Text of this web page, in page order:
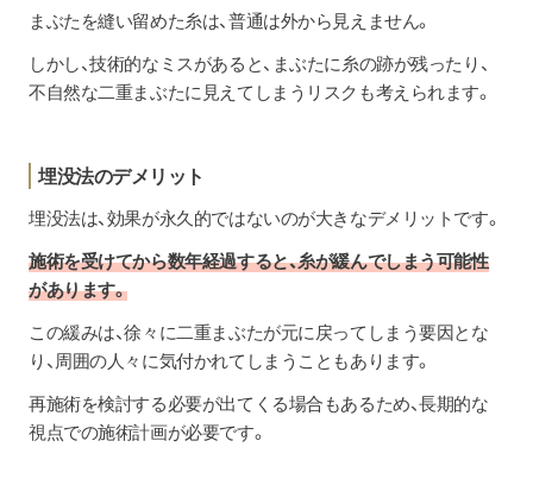
まぶたを縫い留めた糸は、普通は外から見えません。
しかし、技術的なミスがあると、まぶたに糸の跡が残ったり、
不自然な二重まぶたに見えてしまうリスクも考えられます。
埋没法のデメリット
埋没法は、効果が永久的ではないのが大きなデメリットです。
施術を受けてから数年経過すると、糸が緩んでしまう可能性
があります。
この緩みは、徐々に二重まぶたが元に戻ってしまう要因とな
り、周囲の人々に気付かれてしまうこともあります。
再施術を検討する必要が出てくる場合もあるため、長期的な
視点での施術計画が必要です。